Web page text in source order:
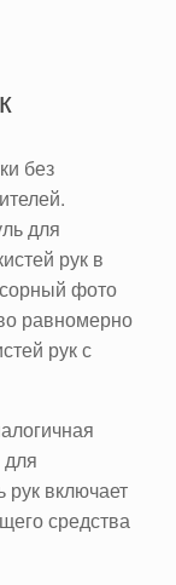
без
для
рук в
фото
равномерно
рук с
рук включает
средства